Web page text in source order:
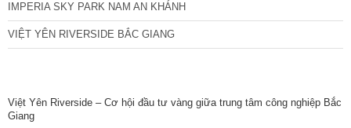
IMPERIA SKY PARK NAM AN KHÁNH
VIỆT YÊN RIVERSIDE BẮC GIANG
Việt Yên Riverside – Cơ hội đầu tư vàng giữa trung tâm công nghiệp Bắc
Giang